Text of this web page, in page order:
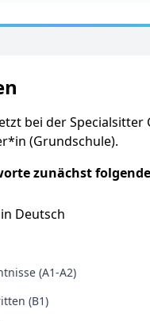
bei der Specialsitter
(Grundschule).
zunächst
Deutsch
(A1-A2)
(B1)